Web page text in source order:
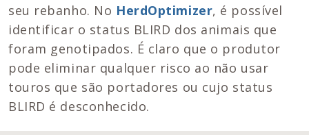
seu rebanho. No HerdOptimizer, é possível
identificar o status BLIRD dos animais que
foram genotipados. É claro que o produtor
pode eliminar qualquer risco ao não usar
touros que são portadores ou cujo status
BLIRD é desconhecido.